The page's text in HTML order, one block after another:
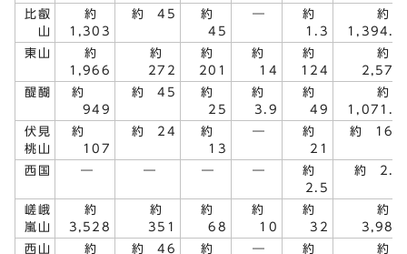
比叡
山
約
1,303
約 45
約
45
―
約
1.3
約
1,394.3
東山
約
1,966
約
272
約
201
約
14
約
124
約
2,577
醍醐
約
949
約 45
約
25
約
3.9
約
49
約
1,071.9
伏見
桃山
約
107
約 24
約
13
―
約
21
約 165
西国 ― ― ― ―
約
2.5
約 2.5
嵯峨
嵐山
約
3,528
約
351
約
68
約
10
約
32
約
3,989
西山
約 約 46 約 ― 約 約